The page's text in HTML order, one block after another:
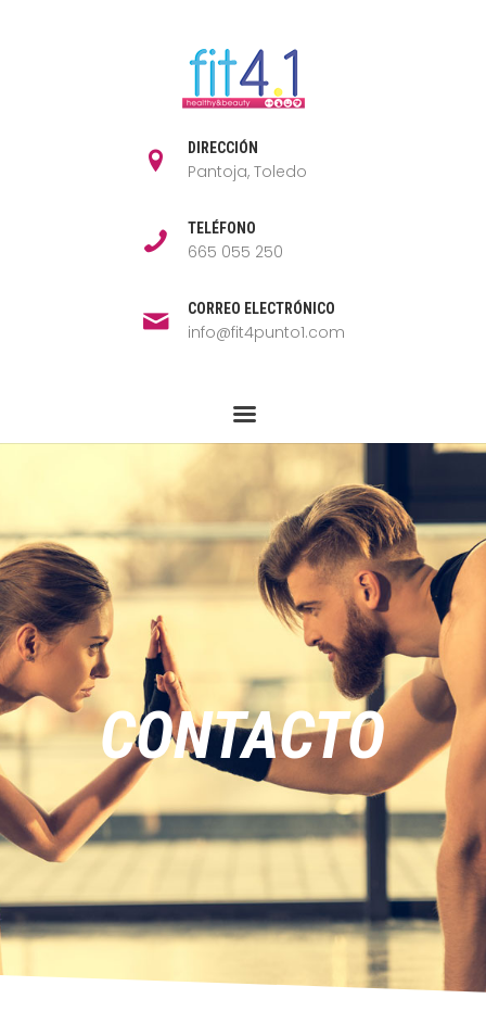
DIRECCIÓN
Pantoja, Toledo
TELÉFONO
665 055 250
CORREO ELECTRÓNICO
info@fit4punto1.com
CONTACTO